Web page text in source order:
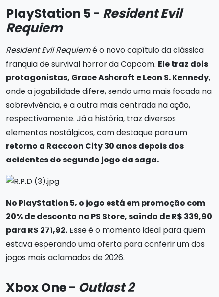
PlayStation 5 - Resident Evil
Requiem
Resident Evil Requiemé o novo capítulo da clássica
franquia de survival horror da Capcom. Ele traz dois
protagonistas, Grace Ashcroft e Leon S. Kennedy,
onde a jogabilidade difere, sendo uma mais focada na
sobrevivência, e a outra mais centrada na ação,
respectivamente. Já a história, traz diversos
elementos nostálgicos, com destaque para um
retorno a Raccoon City 30 anos depois dos
acidentes do segundo jogo da saga.
No PlayStation 5, o jogo está em promoção com
20% de desconto na PS Store, saindo de R$ 339,90
para R$ 271,92. Esse é o momento ideal para quem
estava esperando uma oferta para conferir um dos
jogos mais aclamados de 2026.
Xbox One - Outlast 2